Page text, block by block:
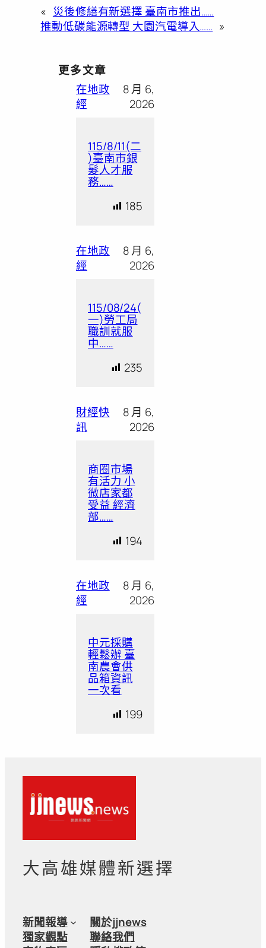
« 災後修繕有新選擇 臺南市推出……
推動低碳能源轉型 大園汽電導入…… »
更多文章
在地政
經
8 月 6,
2026
115/8/11(二
)臺南市銀
髮人才服
務……
185
在地政
經
8 月 6,
2026
115/08/24(
一)勞工局
職訓就服
中……
235
財經快
訊
8 月 6,
2026
商圈市場
有活力 小
微店家都
受益 經濟
部……
194
在地政
經
8 月 6,
2026
中元採購
輕鬆辦 臺
南農會供
品箱資訊
一次看
199
大高雄媒體新選擇
新聞報導
獨家觀點
關於jjnews
聯絡我們